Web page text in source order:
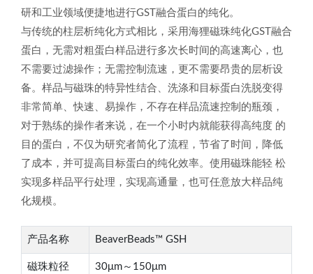
研和工业领域便捷地进行GST融合蛋白的纯化。
与传统的柱层析纯化方式相比，采用海狸磁珠纯化GST融合
蛋白，无需对粗蛋白样品进行多次长时间的高速离心，也
不需要过滤操作；无需控制流速，更不需要昂贵的层析设
备。样品与磁珠的特异性结合、洗涤和目标蛋白洗脱变得
非常简单、快速、易操作，不存在样品流速控制的瓶颈，
对于熟练的操作者来说，在一个小时内就能获得高纯度 的
目的蛋白，不仅为研究者简化了流程，节省了时间，降低
了成本，并可提高目标蛋白的纯化效率。使用磁珠能轻 松
实现多样品平行处理，实现高通量，也可任意放大样品纯
化规模。
产品名称 BeaverBeads™ GSH
磁珠粒径 30μm～150μm